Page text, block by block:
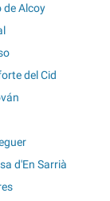
de Alcoy
del Cid
d'En Sarrià